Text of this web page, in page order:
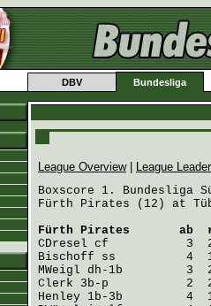
DBV Bundesliga
League Overview|
League
Boxscore 1. Bundesliga
Fürth Pirates (12) at
Fürth Pirates
ab
CDresel
Bischoff
MWeigl
Clerk
Henley